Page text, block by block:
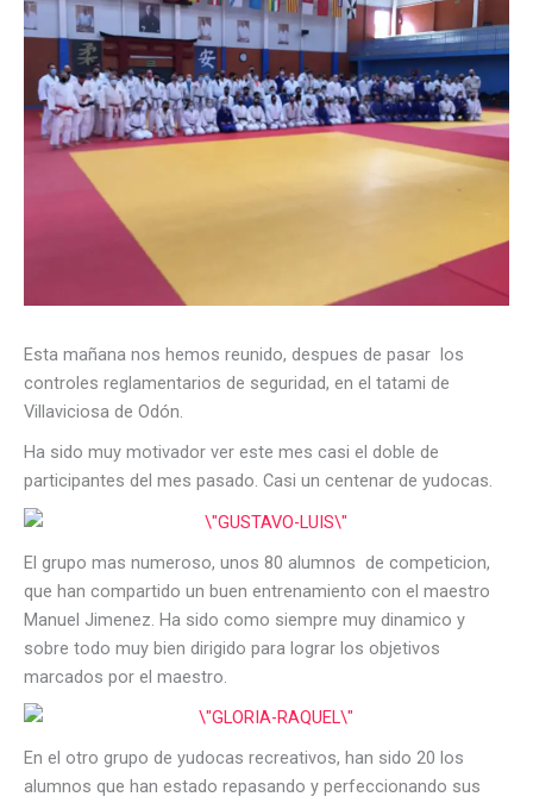
Esta mañana nos hemos reunido, despues de pasar los
controles reglamentarios de seguridad, en el tatami de
Villaviciosa de Odón.
Ha sido muy motivador ver este mes casi el doble de
participantes del mes pasado. Casi un centenar de yudocas.
El grupo mas numeroso, unos 80 alumnos de competicion,
que han compartido un buen entrenamiento con el maestro
Manuel Jimenez. Ha sido como siempre muy dinamico y
sobre todo muy bien dirigido para lograr los objetivos
marcados por el maestro.
En el otro grupo de yudocas recreativos, han sido 20 los
alumnos que han estado repasando y perfeccionando sus